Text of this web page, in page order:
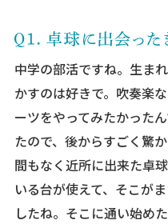
中学の部活ですね。生ま
かすのは好きで。吹奏楽
ーツをやってみたかった
たので、後からすごく驚か
間もなく近所に出来た卓
いる台が使えて、そこが
したね。そこに通い始め